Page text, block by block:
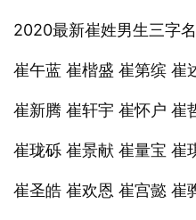
2020最新崔姓男生三字名
崔午蓝 崔楷盛 崔第缤 崔
崔新腾 崔轩宇 崔怀户 崔
崔珑砾 崔景献 崔量宝 崔
崔圣皓 崔欢恩 崔宫懿 崔